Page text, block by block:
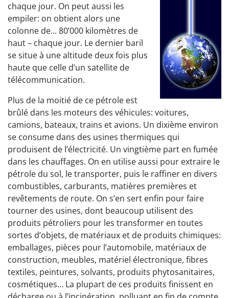
chaque jour. On peut aussi les
empiler: on obtient alors une
colonne de... 80’000 kilomètres de
haut – chaque jour. Le dernier baril
se situe à une altitude deux fois plus
haute que celle d’un satellite de
télécommunication.
Plus de la moitié de ce pétrole est
brûlé dans les moteurs des véhicules: voitures,
camions, bateaux, trains et avions. Un dixième environ
se consume dans des usines thermiques qui
produisent de l’électricité. Un vingtième part en fumée
dans les chauffages. On en utilise aussi pour extraire le
pétrole du sol, le transporter, puis le raffiner en divers
combustibles, carburants, matières premières et
revêtements de route. On s’en sert enfin pour faire
tourner des usines, dont beaucoup utilisent des
produits pétroliers pour les transformer en toutes
sortes d’objets, de matériaux et de produits chimiques:
emballages, pièces pour l’automobile, matériaux de
construction, meubles, matériel électronique, fibres
textiles, peintures, solvants, produits phytosanitaires,
cosmétiques… La plupart de ces produits finissent en